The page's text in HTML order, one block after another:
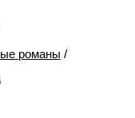
романы /